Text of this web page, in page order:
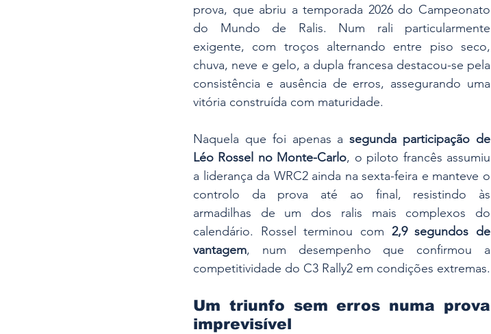
prova, que abriu a temporada 2026 do Campeonato
do Mundo de Ralis. Num rali particularmente
exigente, com troços alternando entre piso seco,
chuva, neve e gelo, a dupla francesa destacou-se pela
consistência e ausência de erros, assegurando uma
vitória construída com maturidade.
Naquela que foi apenas a segunda participação de
Léo Rossel no Monte-Carlo, o piloto francês assumiu
a liderança da WRC2 ainda na sexta-feira e manteve o
controlo da prova até ao final, resistindo às
armadilhas de um dos ralis mais complexos do
calendário. Rossel terminou com 2,9 segundos de
vantagem, num desempenho que confirmou a
competitividade do C3 Rally2 em condições extremas.
Um triunfo sem erros numa prova
imprevisível